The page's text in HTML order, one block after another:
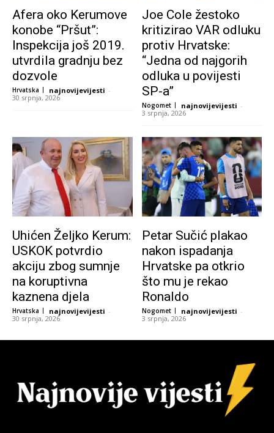
Afera oko Kerumove
konobe “Pršut”:
Inspekcija još 2019.
utvrdila gradnju bez
dozvole
Hrvatska najnovijevijesti -
30 srpnja, 2026
Joe Cole žestoko
kritizirao VAR odluku
protiv Hrvatske:
“Jedna od najgorih
odluka u povijesti
SP-a”
Nogomet najnovijevijesti -
3 srpnja, 2026
Uhićen Željko Kerum:
USKOK potvrdio
akciju zbog sumnje
na koruptivna
kaznena djela
Hrvatska najnovijevijesti -
30 srpnja, 2026
Petar Sučić plakao
nakon ispadanja
Hrvatske pa otkrio
što mu je rekao
Ronaldo
Nogomet najnovijevijesti -
3 srpnja, 2026